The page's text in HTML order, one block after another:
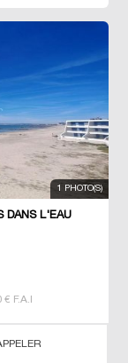
1 PHOTO(S)
DANS L'EAU
€ F.A.I